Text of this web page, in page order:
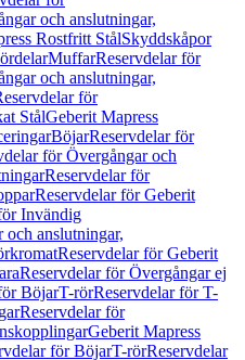
och anslutningar,
Rostfritt StålSkyddskåpor
MuffarReservdelar för
och anslutningar,
för
StålGeberit Mapress
BöjarReservdelar för
för Övergångar och
Reservdelar för
Reservdelar för Geberit
Invändig
och anslutningar,
Reservdelar för Geberit
Reservdelar för Övergångar ej
BöjarT-rörReservdelar för T-
Reservdelar för
Geberit Mapress
för BöjarT-rörReservdelar